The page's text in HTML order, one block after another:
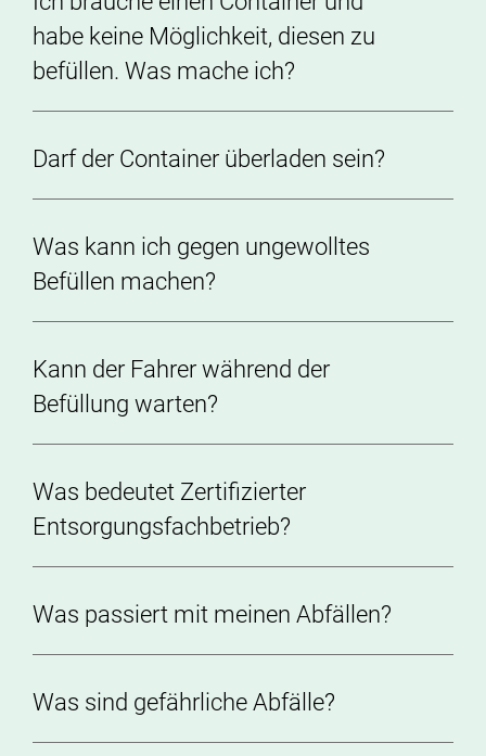
habe keine Möglichkeit, diesen zu
befüllen. Was mache ich?
Darf der Container überladen sein?
Was kann ich gegen ungewolltes
Befüllen machen?
Kann der Fahrer während der
Befüllung warten?
Was bedeutet Zertifizierter
Entsorgungsfachbetrieb?
Was passiert mit meinen Abfällen?
Was sind gefährliche Abfälle?